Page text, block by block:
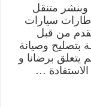
وبنشر متنقل
سيارات
من قبل
وصيانة
يتعلق برضانا و
…